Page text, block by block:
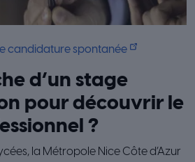
candidature spontanée
d’un stage
pour découvrir le
?
la Métropole Nice Côte d’Azur